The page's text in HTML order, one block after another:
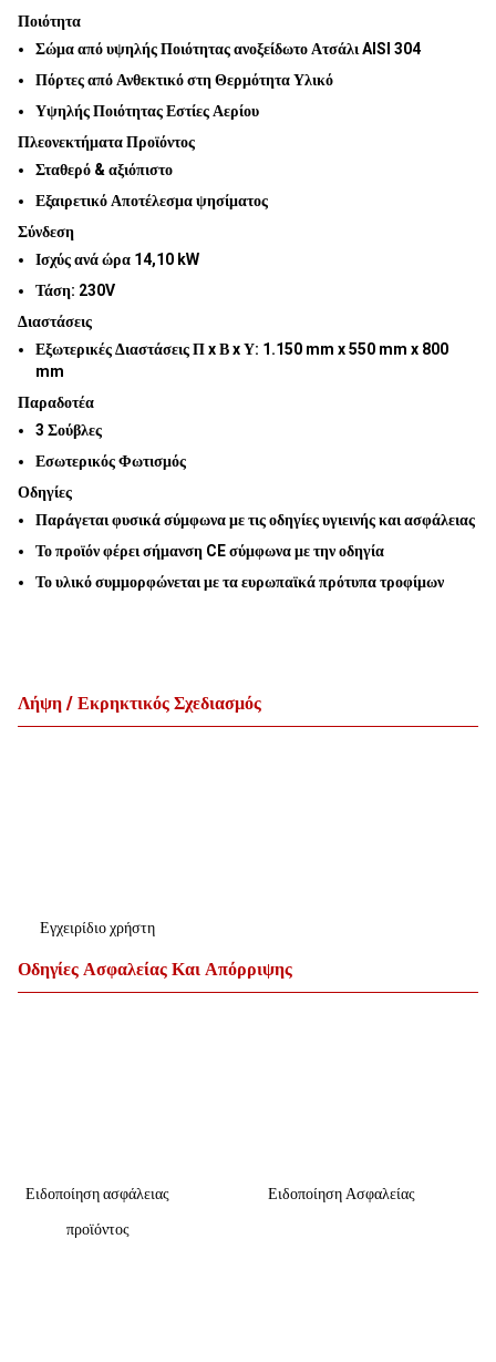
Ποιότητα
Σώμα από υψηλής Ποιότητας ανοξείδωτο Ατσάλι AISI 304
Πόρτες από Ανθεκτικό στη Θερμότητα Υλικό
Υψηλής Ποιότητας Εστίες Αερίου
Πλεονεκτήματα Προϊόντος
Σταθερό & αξιόπιστο
Εξαιρετικό Αποτέλεσμα ψησίματος
Σύνδεση
Ισχύς ανά ώρα 14,10 kW
Τάση: 230V
Διαστάσεις
Εξωτερικές Διαστάσεις Π x Β x Υ: 1.150 mm x 550 mm x 800
mm
Παραδοτέα
3 Σούβλες
Εσωτερικός Φωτισμός
Οδηγίες
Παράγεται φυσικά σύμφωνα με τις οδηγίες υγιεινής και ασφάλειας
Το προϊόν φέρει σήμανση CE σύμφωνα με την οδηγία
Το υλικό συμμορφώνεται με τα ευρωπαϊκά πρότυπα τροφίμων
Λήψη / Εκρηκτικός Σχεδιασμός
Εγχειρίδιο χρήστη
Οδηγίες Ασφαλείας Και Απόρριψης
Ειδοποίηση ασφάλειας
προϊόντος
Ειδοποίηση Ασφαλείας